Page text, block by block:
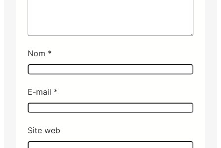
Nom *
E-mail *
Site web